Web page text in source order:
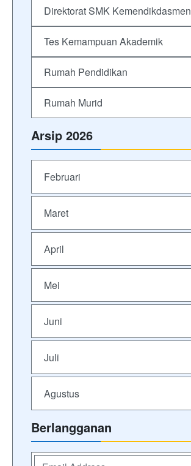
Direktorat SMK Kemendikdasmen
Tes Kemampuan Akademik
Rumah Pendidikan
Rumah Murid
Arsip 2026
Februari
Maret
April
Mei
Juni
Juli
Agustus
Berlangganan